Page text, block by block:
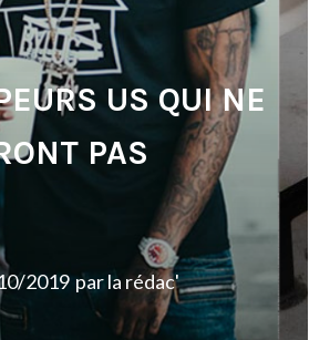
US QUI NE
PAS
2019 parla rédac'